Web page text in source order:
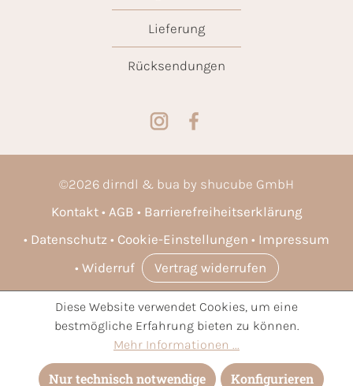
Lieferung
Rücksendungen
©2026 dirndl & bua by shucube GmbH
Kontakt
AGB
Barrierefreiheitserklärung
Datenschutz
Cookie-Einstellungen
Impressum
Widerruf
Vertrag widerrufen
* Alle Preise inkl. gesetzl. Mehrwertsteuer zzgl.Versandkosten
und ggf. Nachnahmegebühren, wenn nicht anders angegeben.
Diese Website verwendet Cookies, um eine
bestmögliche Erfahrung bieten zu können.
Mehr Informationen ...
Nur technisch notwendige Konfigurieren